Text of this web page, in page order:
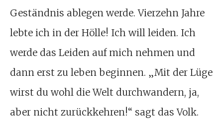
Geständnis ablegen werde. Vierzehn Jahre
lebte ich in der Hölle! Ich will leiden. Ich
werde das Leiden auf mich nehmen und
dann erst zu leben beginnen. „Mit der Lüge
wirst du wohl die Welt durchwandern, ja,
aber nicht zurückkehren!“ sagt das Volk.